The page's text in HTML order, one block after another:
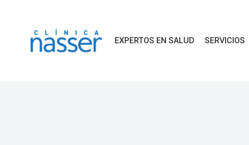
EXPERTOS EN SALUD SERVICIOS